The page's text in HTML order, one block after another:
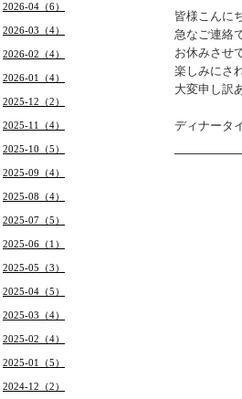
皆様こんに
急なご連絡
お休みさせ
楽しみにさ
大変申し訳
ディナータ
2026-04（6）
2026-03（4）
2026-02（4）
2026-01（4）
2025-12（2）
2025-11（4）
2025-10（5）
2025-09（4）
2025-08（4）
2025-07（5）
2025-06（1）
2025-05（3）
2025-04（5）
2025-03（4）
2025-02（4）
2025-01（5）
2024-12（2）